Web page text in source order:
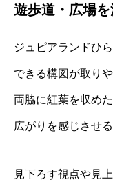
遊歩道・広場
ジュピアランドひ
できる構図が取り
両脇に紅葉を収め
広がりを感じさせ
見下ろす視点や見